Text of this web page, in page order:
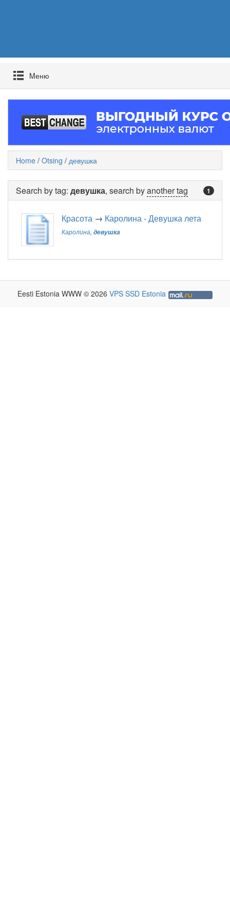
Mеню
Home / Otsing / девушка
1
Search by tag: девушка, search byanother tag
Красота → Каролина - Девушка лета
Каролина, девушка
Eesti Estonia WWW © 2026 VPS SSD Estonia